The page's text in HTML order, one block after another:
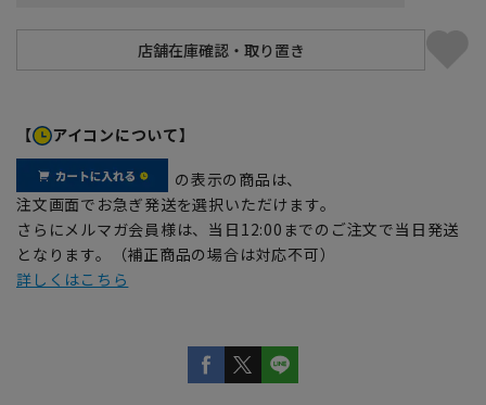
【 アイコンについて】
の表示の商品は、
注文画面でお急ぎ発送を選択いただけます。
さらにメルマガ会員様は、当日12:00までのご注文で当日発送
となります。（補正商品の場合は対応不可）
詳しくはこちら